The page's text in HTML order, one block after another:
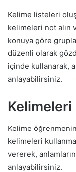
Kelime listeleri
kelimeleri not alın
konuya göre
düzenli olarak
içinde kullanarak,
anlayabilirsiniz.
Kelimeleri
Kelime
kelimeleri
vererek,
anlayabilirsiniz.